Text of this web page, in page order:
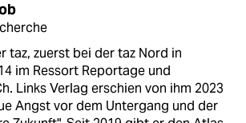
taz, zuerst bei der taz Nord in
im Ressort Reportage und
Links Verlag erschien von ihm 2023
Angst vor dem Untergang und der